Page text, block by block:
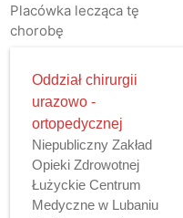
Placówka lecząca tę
chorobę
Oddział chirurgii
urazowo -
ortopedycznej
Niepubliczny Zakład
Opieki Zdrowotnej
Łużyckie Centrum
Medyczne w Lubaniu